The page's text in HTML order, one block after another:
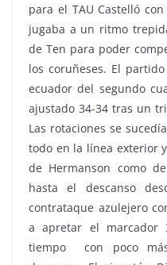
para el TAU Castelló
jugaba a un ritmo
de Ten para poder
los coruñeses. El
ecuador del segundo
ajustado 34-34 tras un
Las rotaciones se
todo en la línea exterior
de Hermanson como
hasta el descanso
contrataque azulejero
a apretar el marcador
tiempo con poco